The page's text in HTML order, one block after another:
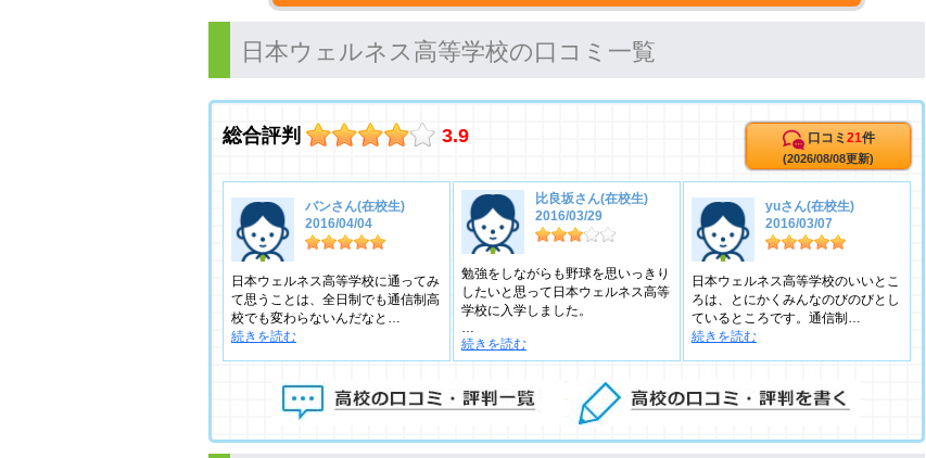
日本ウェルネス高等学校の口コミ一覧
総合評判 3.9 口コミ 21件
(2026/08/08更新)
バンさん(在校生)
2016/04/04
日本ウェルネス高等学校に通ってみ
て思うことは、全日制でも通信制高
校でも変わらないんだなと…
続きを読む
比良坂さん(在校生)
2016/03/29
勉強をしながらも野球を思いっきり
したいと思って日本ウェルネス高等
学校に入学しました。
続きを読む
yuさん(在校生)
2016/03/07
日本ウェルネス高等学校のいいとこ
ろは、とにかくみんなのびのびとし
ているところです。通信制…
続きを読む